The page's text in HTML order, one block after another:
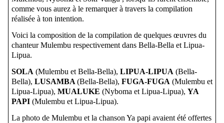
comme vous aurez à le remarquer à travers la compilation
réalisée à ton intention.
Voici la composition de la compilation de quelques œuvres du
chanteur Mulembu respectivement dans Bella-Bella et Lipua-
Lipua.
SOLA(Mulembu et Bella-Bella), LIPUA-LIPUA(Bella-
Bella), LUSAMBA(Bella-Bella), FUGA-FUGA(Mulembu et
Lipua-Lipua), MUALUKE (Nyboma et Lipua-Lipua), YA
PAPI(Mulembu et Lipua-Lipua).
La photo de Mulembu et la chanson Ya papi avaient été offertes